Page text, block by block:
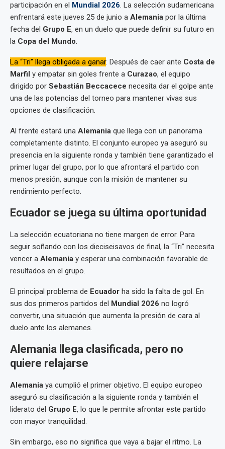
participación en el
Mundial 2026. La selección sudamericana
enfrentará este jueves 25 de junio a Alemania por la última
fecha del Grupo E, en un duelo que puede definir su futuro en
la Copa del Mundo.
La “Tri” llega obligada a ganar. Después de caer ante Costa de
Marfil y empatar sin goles frente a Curazao, el equipo
dirigido por Sebastián Beccacece necesita dar el golpe ante
una de las potencias del torneo para mantener vivas sus
opciones de clasificación.
Al frente estará una Alemania que llega con un panorama
completamente distinto. El conjunto europeo ya aseguró su
presencia en la siguiente ronda y también tiene garantizado el
primer lugar del grupo, por lo que afrontará el partido con
menos presión, aunque con la misión de mantener su
rendimiento perfecto.
Ecuador se juega su última oportunidad
La selección ecuatoriana no tiene margen de error. Para
seguir soñando con los dieciseisavos de final, la “Tri” necesita
vencer a Alemania y esperar una combinación favorable de
resultados en el grupo.
El principal problema de Ecuador ha sido la falta de gol. En
sus dos primeros partidos del
Mundial 2026 no logró
convertir, una situación que aumenta la presión de cara al
duelo ante los alemanes.
Alemania llega clasificada, pero no
quiere relajarse
Alemania ya cumplió el primer objetivo. El equipo europeo
aseguró su clasificación a la siguiente ronda y también el
liderato del Grupo E, lo que le permite afrontar este partido
con mayor tranquilidad.
Sin embargo, eso no significa que vaya a bajar el ritmo. La